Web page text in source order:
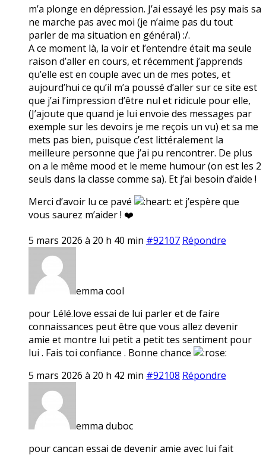
m’a plonge en dépression. J’ai essayé les psy mais sa
ne marche pas avec moi (je n’aime pas du tout
parler de ma situation en général) :/.
A ce moment là, la voir et l’entendre était ma seule
raison d’aller en cours, et récemment j’apprends
qu’elle est en couple avec un de mes potes, et
aujourd’hui ce qu’il m’a poussé d’aller sur ce site est
que j’ai l’impression d’être nul et ridicule pour elle,
(J’ajoute que quand je lui envoie des messages par
exemple sur les devoirs je me reçois un vu) et sa me
mets pas bien, puisque c’est littéralement la
meilleure personne que j’ai pu rencontrer. De plus
on a le même mood et le meme humour (on est les 2
seuls dans la classe comme sa). Et j’ai besoin d’aide !
Merci d’avoir lu ce pavé
et j’espère que
vous saurez m’aider ! ❤️
5 mars 2026 à 20 h 40 min #92107 Répondre
emma cool
pour Lélé.love essai de lui parler et de faire
connaissances peut être que vous allez devenir
amie et montre lui petit a petit tes sentiment pour
lui . Fais toi confiance . Bonne chance
5 mars 2026 à 20 h 42 min #92108 Répondre
emma duboc
pour cancan essai de devenir amie avec lui fait